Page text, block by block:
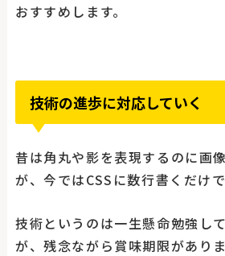
おすすめします。
技術の進歩に対応していく
昔は角丸や影を表現するのに画
が、今ではCSSに数行書くだけ
技術というのは一生懸命勉強し
が、残念ながら賞味期限があり